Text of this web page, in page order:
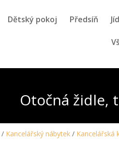
Dětský pokoj Předsíň
Otočná židle,
/ Kancelářský nábytek / Kancelářská